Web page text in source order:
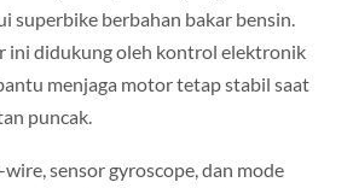
superbike berbahan bakar bensin.
ini didukung oleh kontrol elektronik
menjaga motor tetap stabil saat
puncak.
sensor gyroscope, dan mode